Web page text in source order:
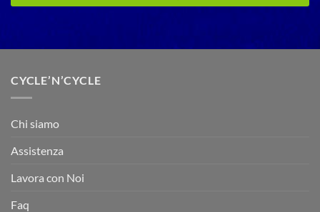
CYCLE’N’CYCLE
Chi siamo
Assistenza
Lavora con Noi
Faq